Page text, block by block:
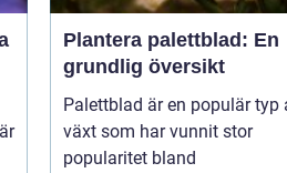
Plantera palettblad: En
grundlig översikt
Palettblad är en populär typ
växt som har vunnit stor
popularitet bland